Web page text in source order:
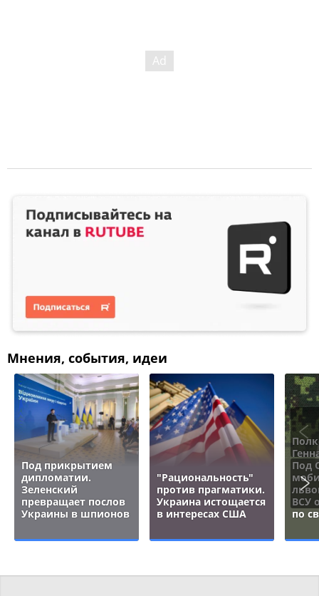
Мнения, события, идеи
Под прикрытием
дипломатии.
Зеленский
превращает послов
Украины в шпионов
"Рациональность"
против прагматики.
Украина истощается
в интересах США
Под
ВСУ
по